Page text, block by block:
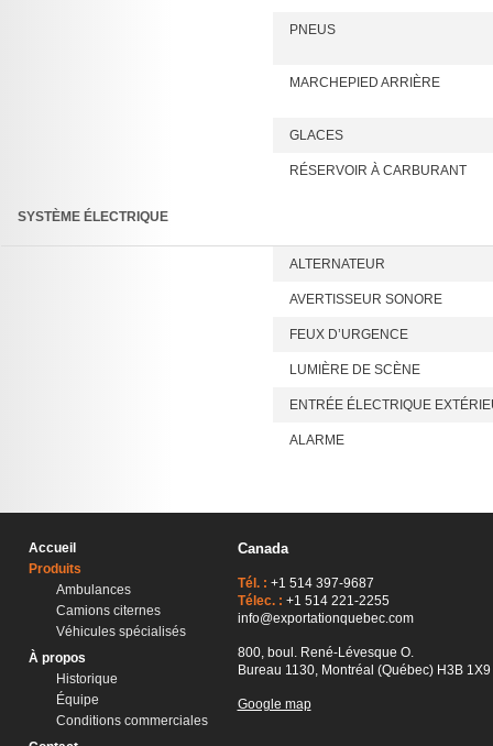
PNEUS
MARCHEPIED ARRIÈRE
GLACES
RÉSERVOIR À CARBURANT
SYSTÈME ÉLECTRIQUE
ALTERNATEUR
AVERTISSEUR SONORE
FEUX D’URGENCE
LUMIÈRE DE SCÈNE
ENTRÉE ÉLECTRIQUE
ALARME
Accueil
Produits
Ambulances
Camions citernes
Véhicules spécialisés
À propos
Historique
Équipe
Conditions commerciales
Canada
Tél. : +1 514 397-9687
Télec. : +1 514 221-2255
info@exportationquebec.com
800, boul. René-Lévesque O.
Bureau 1130, Montréal (Québec) H3B 1X9
Google map